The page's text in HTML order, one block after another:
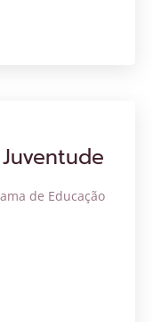
de Educação